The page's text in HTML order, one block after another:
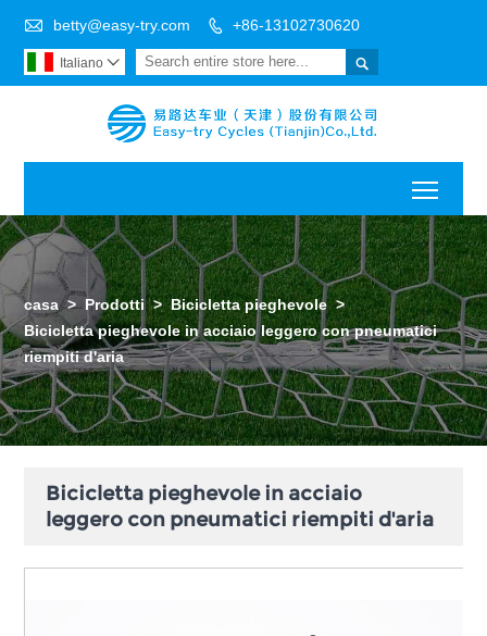
 betty@easy-try.com  +86-13102730620

Italiano 
casa > Prodotti > Bicicletta pieghevole >
Bicicletta pieghevole in acciaio leggero con pneumatici
riempiti d'aria
Bicicletta pieghevole in acciaio
leggero con pneumatici riempiti d'aria